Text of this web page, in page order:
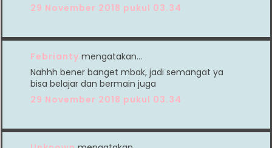
29 November 2018 pukul 03.34
Febrianty mengatakan…
Nahhh bener banget mbak, jadi semangat ya
bisa belajar dan bermain juga
29 November 2018 pukul 03.34